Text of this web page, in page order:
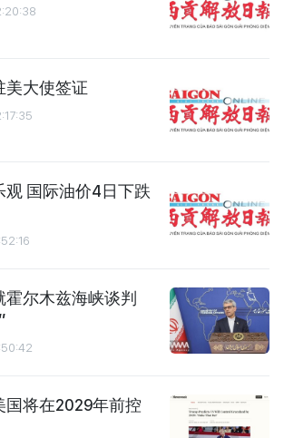
美大使签证
观 国际油价4日下跌
尔木兹海峡谈判
国将在2029年前控